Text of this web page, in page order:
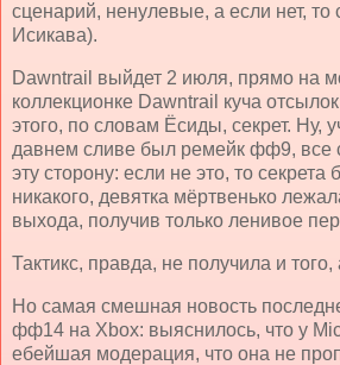
сценарий, ненулевые, а если нет, то
Исикава).
Dawntrail выйдет 2 июля, прямо на
коллекционке Dawntrail куча
этого, по словам Ёсиды, секрет. Ну,
давнем сливе был ремейк фф9, все
эту сторону: если не это, то
никакого, девятка мёртвенько
выхода, получив только ленивое
Тактикс, правда, не получила и
Но самая смешная новость
фф14 на Xbox: выяснилось, что у
ебейшая модерация, что она не